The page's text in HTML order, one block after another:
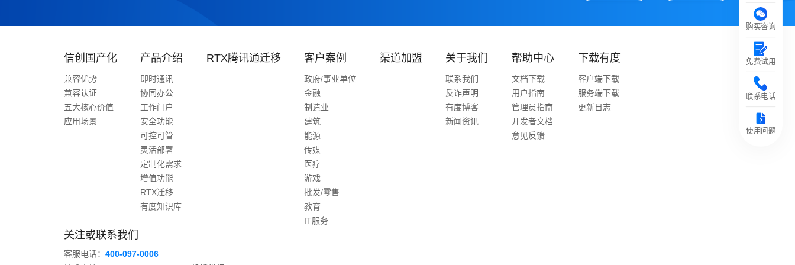
购买咨询
免费试用
联系电话
使用问题
信创国产化
兼容优势
兼容认证
五大核心价值
应用场景
产品介绍
即时通讯
协同办公
工作门户
安全功能
可控可管
灵活部署
定制化需求
增值功能
RTX迁移
有度知识库
RTX腾讯通迁移 客户案例
政府/事业单位
金融
制造业
建筑
能源
传媒
医疗
游戏
批发/零售
教育
IT服务
渠道加盟 关于我们
联系我们
反诈声明
有度博客
新闻资讯
帮助中心
文档下载
用户指南
管理员指南
开发者文档
意见反馈
下载有度
客户端下载
服务端下载
更新日志
关注或联系我们
客服电话： 400-097-0006